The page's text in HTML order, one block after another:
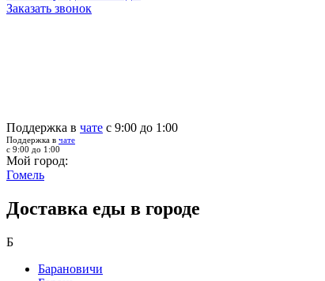
Заказать звонок
Поддержка в чате с 9:00 до 1:00
Поддержка в чате
с 9:00 до 1:00
Мой город:
Гомель
Доставка еды в городе
Б
Барановичи